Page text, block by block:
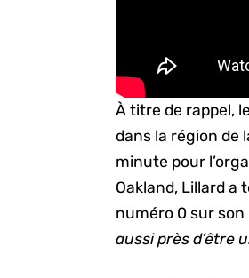
À titre de rappel,
dans la région de
minute pour
Oakland, Lillard a
numéro 0 sur son
aussi près d’être